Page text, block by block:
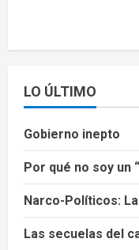
LO ÚLTIMO
Gobierno inepto
Por qué no soy un
Narco-Políticos:
Las secuelas del